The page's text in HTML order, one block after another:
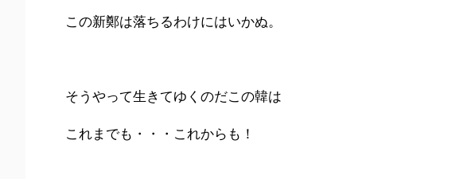
この新鄭は落ちるわけにはいかぬ。
そうやって生きてゆくのだこの韓は
これまでも・・・これからも！